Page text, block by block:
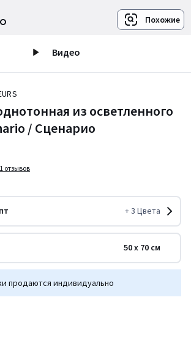
Похожие
Видео
из осветленного
/ Сценарио
отзывов
+3 Цвета
50 x 70 см
продаются индивидуально